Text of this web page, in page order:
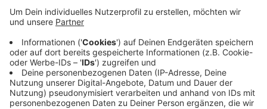
Veröffentlicht:Dienstag, 13.12.2022 17:05
Anzeige
Während des Ablenkungsmanövers soll der zweite